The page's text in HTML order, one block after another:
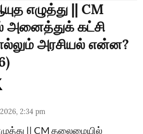
எழுத்து || CM
அனைத்துக் கட்சி
அரசியல் என்ன?
2:34 pm
|| CM தலைமையில்